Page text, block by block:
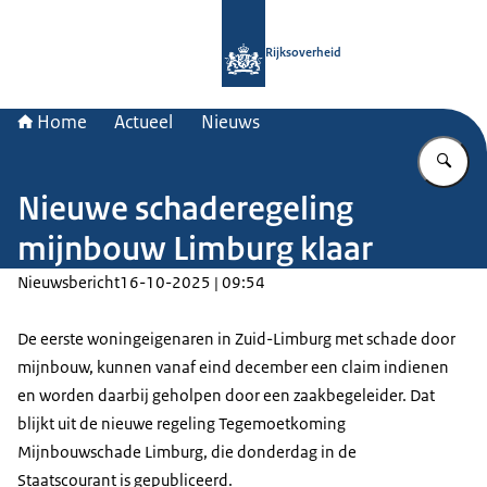
Rijksoverheid
Home Actueel Nieuws
Nieuwe schaderegeling
mijnbouw Limburg klaar
Nieuwsbericht16-10-2025 | 09:54
De eerste woningeigenaren in Zuid-Limburg met schade door
mijnbouw, kunnen vanaf eind december een claim indienen
en worden daarbij geholpen door een zaakbegeleider. Dat
blijkt uit de nieuwe regeling Tegemoetkoming
Mijnbouwschade Limburg, die donderdag in de
Staatscourant is gepubliceerd.